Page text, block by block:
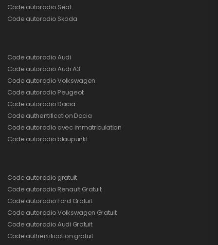
Code autoradio Seat
Code autoradio Skoda
Code autoradio Audi
Code autoradio Audi A3
Code autoradio Volkswagen
Code autoradio Peugeot
Code autoradio Dacia
Code authentification Dacia
Code autoradio avec immatriculation
Code autoradio blaupunkt
Code autoradio gratuit
Code autoradio Renault Gratuit
Code autoradio Ford Gratuit
Code autoradio Volkswagen Gratuit
Code autoradio Audi Gratuit
Code authentification gratuit